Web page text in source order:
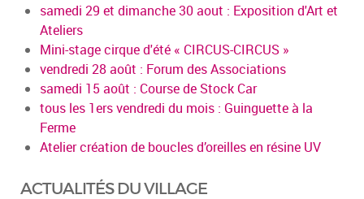
samedi 29 et dimanche 30 aout : Exposition d'Art et
Ateliers
Mini-stage cirque d'été « CIRCUS-CIRCUS »
vendredi 28 août : Forum des Associations
samedi 15 août : Course de Stock Car
tous les 1ers vendredi du mois : Guinguette à la
Ferme
Atelier création de boucles d’oreilles en résine UV
ACTUALITÉS DU VILLAGE